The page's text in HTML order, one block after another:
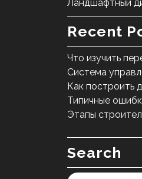
Ландшафтный
Recent
Что изучить
Система
Как построить
Типичные
Этапы
Search